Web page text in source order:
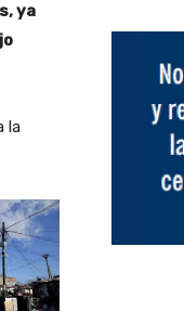
ya
la